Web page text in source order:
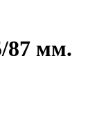
87 мм.